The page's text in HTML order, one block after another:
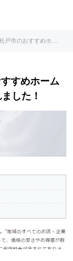
ージ制作10社で高く評価されました！
すめホーム
した！